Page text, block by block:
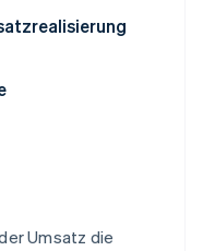
Umsatz die